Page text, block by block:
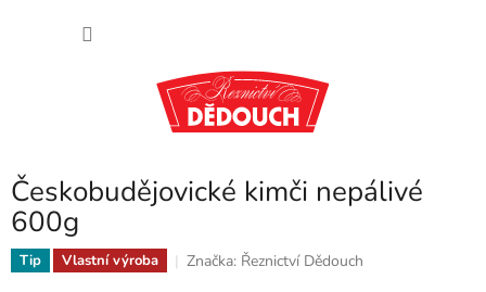
Českobudějovické kimči nepálivé
600g
Tip Vlastní výroba Značka: Řeznictví Dědouch